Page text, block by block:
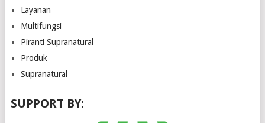
Layanan
Multifungsi
Piranti Supranatural
Produk
Supranatural
SUPPORT BY: